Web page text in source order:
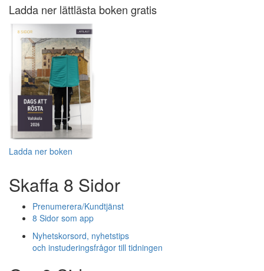
Ladda ner lättlästa boken gratis
Ladda ner boken
Skaffa 8 Sidor
Prenumerera/Kundtjänst
8 Sidor som app
Nyhetskorsord, nyhetstips
och instuderingsfrågor till tidningen